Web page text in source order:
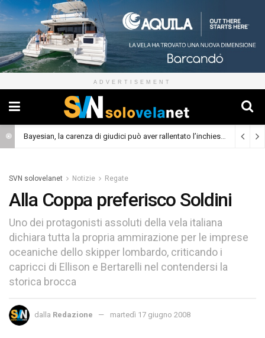
ADVERTISEMENT
Bayesian, la carenza di giudici può aver rallentato l’inchiesta (Cronaca)
SVN solovelanet Notizie Regate
Alla Coppa preferisco Soldini
Uno dei protagonisti assoluti della vela italiana
dichiara tutta la propria ammirazione per le imprese
oceaniche dello skipper lombardo, criticando i
capricci di Ellison e Bertarelli nel contendersi la
storica brocca
dalla Redazione martedì 17 giugno 2008